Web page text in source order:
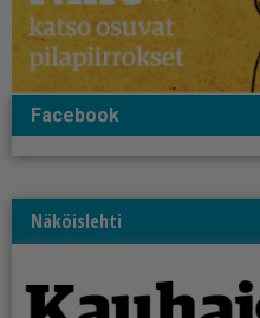
Facebook
Näköislehti